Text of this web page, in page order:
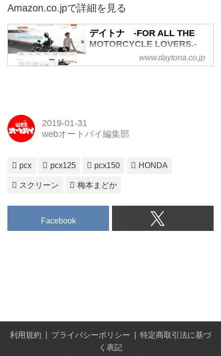
Amazon.co.jpで詳細を見る
デイトナ -FOR ALL THE
MOTORCYCLE LOVERS.-
株式会社デイトナはバイク文化の
www.daytona.co.jp
2019-01-31
webオートバイ編集部
pcx pcx125 pcx150 HONDA
スクリーン 梅本まどか
Facebook
利用規約 プライバシーポリシー
特定商取引法に基づ
く表記